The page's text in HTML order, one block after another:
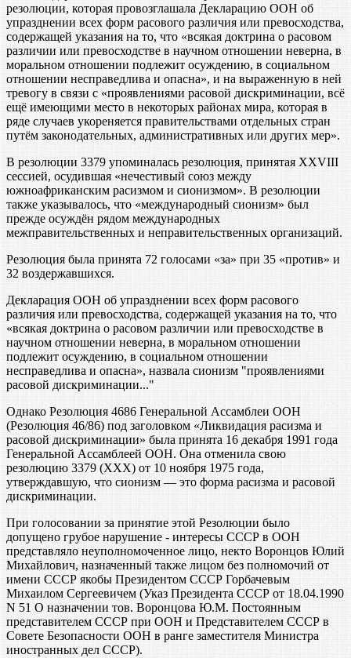
резолюции, которая провозглашала Декларацию ООН об
упразднении всех форм расового различия или превосходства,
содержащей указания на то, что «всякая доктрина о расовом
различии или превосходстве в научном отношении неверна, в
моральном отношении подлежит осуждению, в социальном
отношении несправедлива и опасна», и на выраженную в ней
тревогу в связи с «проявлениями расовой дискриминации, всё
ещё имеющими место в некоторых районах мира, которая в
ряде случаев укореняется правительствами отдельных стран
путём законодательных, административных или других мер».
В резолюции 3379 упоминалась резолюция, принятая XXVIII
сессией, осудившая «нечестивый союз между
южноафриканским расизмом и сионизмом». В резолюции
также указывалось, что «международный сионизм» был
прежде осуждён рядом международных
межправительственных и неправительственных организаций.
Резолюция была принята 72 голосами «за» при 35 «против» и
32 воздержавшихся.
Декларация ООН об упразднении всех форм расового
различия или превосходства, содержащей указания на то, что
«всякая доктрина о расовом различии или превосходстве в
научном отношении неверна, в моральном отношении
подлежит осуждению, в социальном отношении
несправедлива и опасна», назвала сионизм "проявлениями
расовой дискриминации..."
Однако Резолюция 4686 Генеральной Ассамблеи ООН
(Резолюция 46/86) под заголовком «Ликвидация расизма и
расовой дискриминации» была принята 16 декабря 1991 года
Генеральной Ассамблеей ООН. Она отменила свою
резолюцию 3379 (ХХХ) от 10 ноября 1975 года,
утверждавшую, что сионизм — это форма расизма и расовой
дискриминации.
При голосовании за принятие этой Резолюции было
допущено грубое нарушение - интересы СССР в ООН
представляло неуполномоченное лицо, некто Воронцов Юлий
Михайлович, назначенный также лицом без полномочий от
имени СССР якобы Президентом СССР Горбачевым
Михаилом Сергеевичем (Указ Президента СССР от 18.04.1990
N 51 О назначении тов. Воронцова Ю.М. Постоянным
представителем СССР при ООН и Представителем СССР в
Совете Безопасности ООН в ранге заместителя Министра
иностранных дел СССР).